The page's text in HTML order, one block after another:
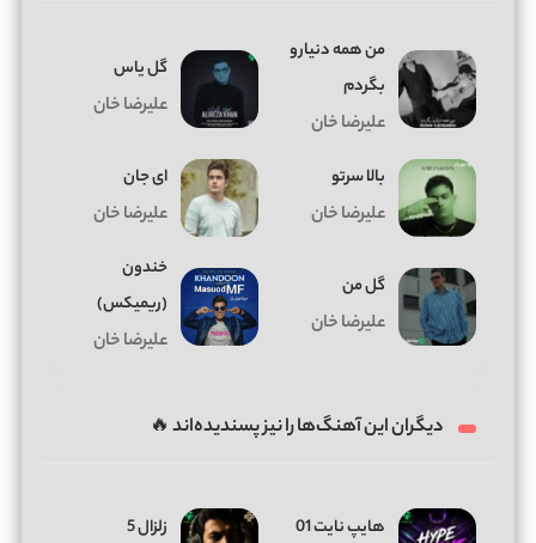
من همه دنیارو
بگردم
علیرضا خان
گل یاس
علیرضا خان
بالا سرتو
علیرضا خان
ای جان
علیرضا خان
گل من
علیرضا خان
خندون
(ریمیکس)
علیرضا خان
دیگران این آهنگ‌ها را نیز پسندیده‌اند 🔥
هایپ نایت 01 زلزال 5